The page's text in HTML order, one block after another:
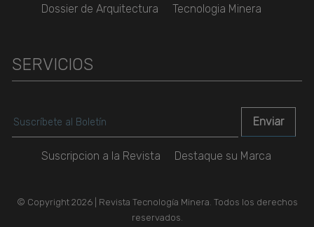
Dossier de Arquitectura
Tecnologia Minera
SERVICIOS
Suscripcion a la Revista Destaque su Marca
© Copyright 2026 | Revista Tecnología Minera. Todos los derechos
reservados.